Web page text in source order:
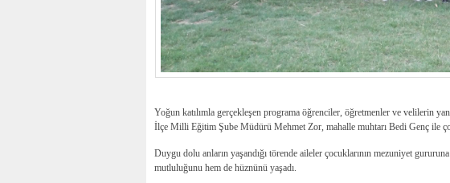
Yoğun katılımla gerçekleşen programa öğrenciler, öğretmenler ve velilerin
İlçe Milli Eğitim Şube Müdürü Mehmet Zor, mahalle muhtarı Bedi Genç ile
Duygu dolu anların yaşandığı törende aileler çocuklarının mezuniyet
mutluluğunu hem de hüznünü yaşadı.